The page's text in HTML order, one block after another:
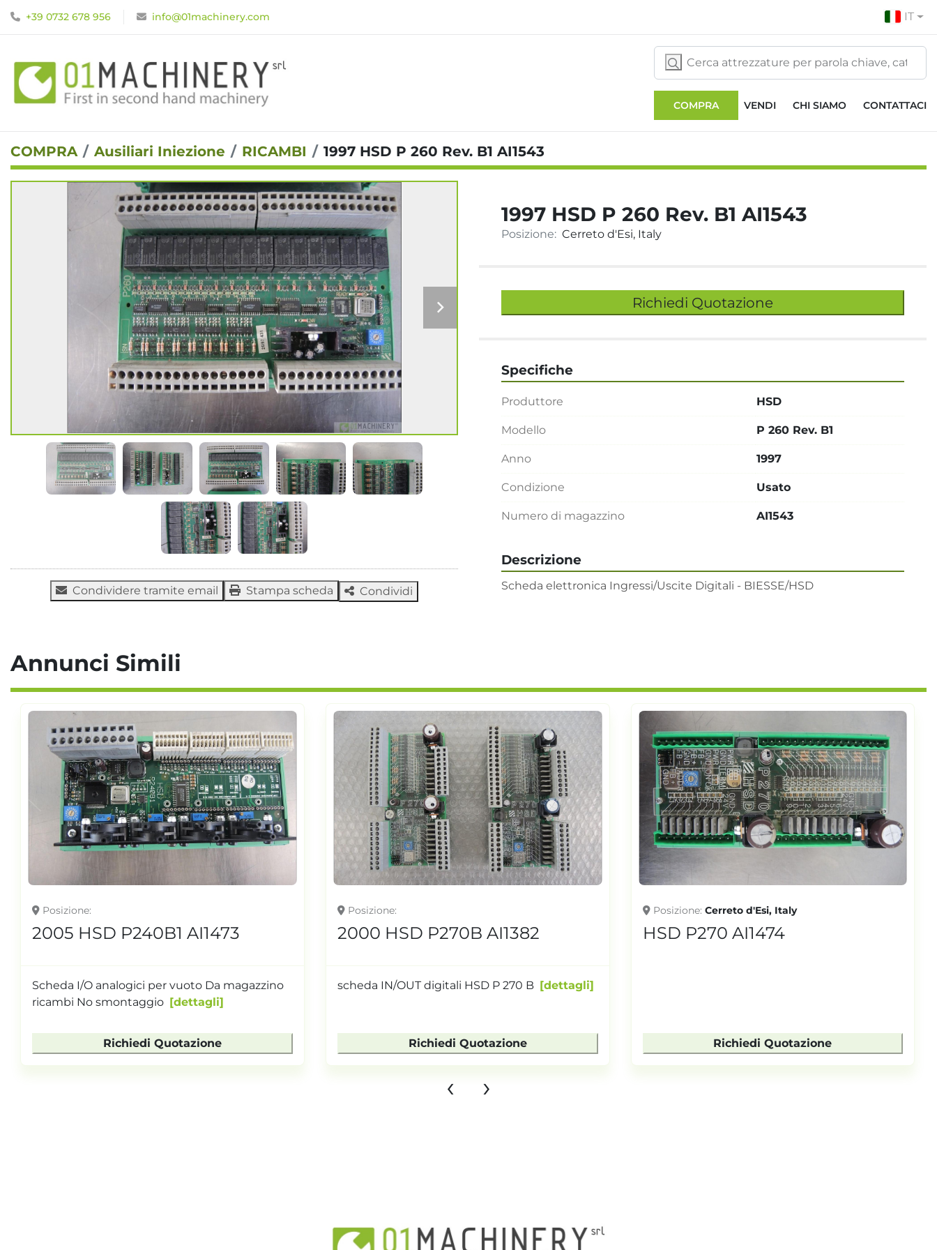
+39 0732 678 956 info@01machinery.com IT
COMPRA VENDI CHI SIAMO CONTATTACI
COMPRA Ausiliari Iniezione RICAMBI 1997 HSD P 260 Rev. B1 AI1543
Condividere tramite email Stampa scheda Condividi
1997 HSD P 260 Rev. B1 AI1543
Posizione: Cerreto d'Esi, Italy
Richiedi Quotazione
Descrizione
Scheda elettronica Ingressi/Uscite Digitali - BIESSE/HSD
Specifiche
Produttore HSD
Modello P 260 Rev. B1
Anno 1997
Condizione Usato
Numero di magazzino AI1543
Annunci Simili
Posizione
2005 HSD P240B1 AI1473
Scheda I/O analogici per vuoto Da magazzino
ricambi No smontaggio
dettagli
Richiedi Quotazione
Posizione
2000 HSD P270B AI1382
scheda IN/OUT digitali HSD P 270 B dettagli
Richiedi Quotazione
Posizione Cerreto d'Esi, Italy
HSD P270 AI1474
Richiedi Quotazione
‹ ›